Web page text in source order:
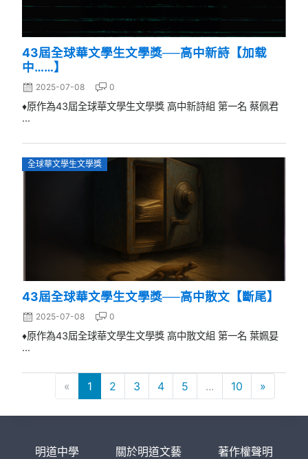
43屆全球華文學生文學獎──高中新詩【加载
中……】
2025-07-08 0
♦原作為43屆全球華文學生文學獎 高中新詩組 第一名 蔡佩君
...
全球華文學生文學獎
43屆全球華文學生文學獎──高中散文【斷尾】
2025-07-08 0
♦原作為43屆全球華文學生文學獎 高中散文組 第一名 葉姵妟
...
« 1 2 3 4 5 ... 10 »
明道中學 關於明道文藝 著作權聲明